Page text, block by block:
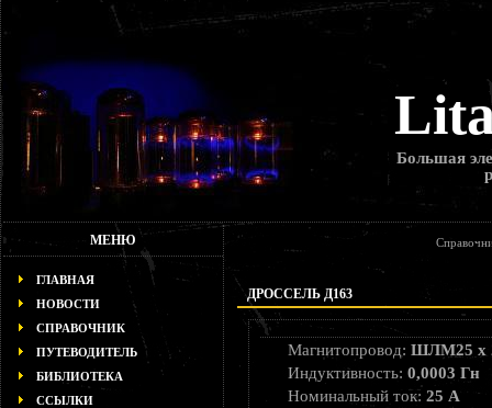
Большая
МЕНЮ
ГЛАВНАЯ
НОВОСТИ
СПРАВОЧНИК
ПУТЕВОДИТЕЛЬ
БИБЛИОТЕКА
ССЫЛКИ
ДРОССЕЛЬ Д163
Магнитопровод: ШЛМ25 х
Индуктивность: 0,0003 Гн
Номинальный ток: 25 А